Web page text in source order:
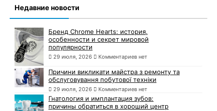
Недавние новости
Бренд Chrome Hearts: история,
особенности и секрет мировой
популярности
29 июля, 2026 Комментариев нет
Причини викликати майстра з ремонту та
обслуговування побутової техніки
29 июля, 2026 Комментариев нет
Гнатология и имплантация зубов:
причины обратиться в хороший центр